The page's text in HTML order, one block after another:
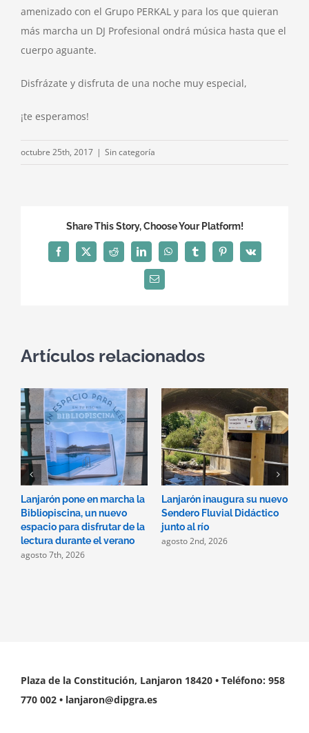
amenizado con el Grupo PERKAL y para los que quieran
más marcha un DJ Profesional ondrá música hasta que el
cuerpo aguante.
Disfrázate y disfruta de una noche muy especial,
¡te esperamos!
octubre 25th, 2017 | Sin categoría
Share This Story, Choose Your Platform!
Facebook
X Reddit LinkedInWhatsAppTumblrPinterest
Vk
Correo
electrónico
Artículos relacionados
Lanjarón pone en marcha la
Bibliopiscina, un nuevo
espacio para disfrutar de la
lectura durante el verano
agosto 7th, 2026
Lanjarón inaugura su nuevo
Sendero Fluvial Didáctico
junto al río
agosto 2nd, 2026
Plaza de la Constitución, Lanjaron 18420 • Teléfono: 958
770 002 • lanjaron@dipgra.es